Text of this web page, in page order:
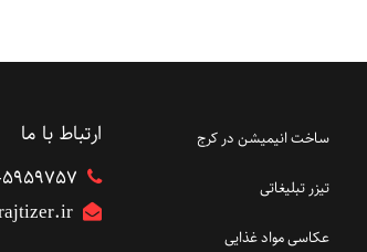
ساخت انیمیشن در کرج
تیزر تبلیغاتی
عکاسی مواد غذایی
ارتباط با ما
۰۹۱۲-